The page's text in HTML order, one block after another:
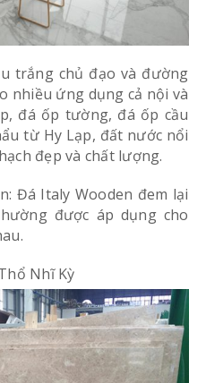
trắng chủ đạo và đường
nhiều ứng dụng cả nội và
đá ốp tường, đá ốp cầu
từ Hy Lạp, đất nước nổi
đẹp và chất lượng.
Đá Italy Wooden đem lại
được áp dụng cho
Nhĩ Kỳ